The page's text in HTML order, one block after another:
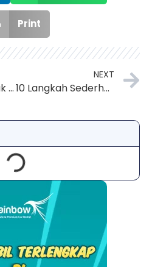
Print
Rental Mobil Untuk Perjalanan Bisnis Solusi Praktis dan Efisien
NEXT
10 Langkah Sederhana untuk Memperpanjang Umur Mobil Anda melalui Perawatan yang Rutin